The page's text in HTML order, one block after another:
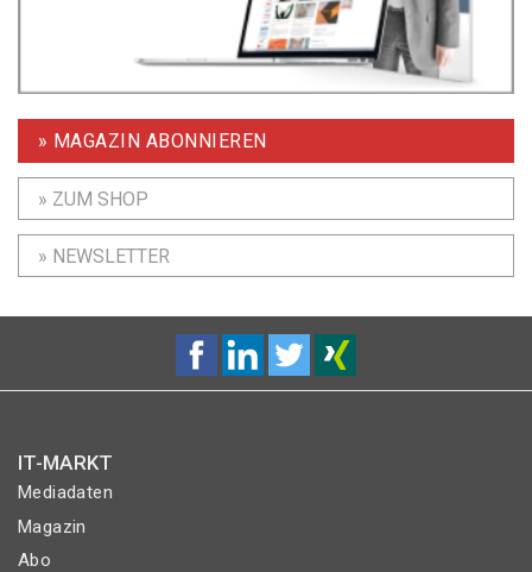
» MAGAZIN ABONNIEREN
» ZUM SHOP
» NEWSLETTER
IT-MARKT
Mediadaten
Magazin
Abo